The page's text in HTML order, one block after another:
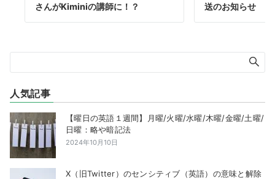
さんがKiminiの講師に！？ 送のお知らせ
人気記事
【曜日の英語１週間】月曜/火曜/水曜/木曜/金曜/土曜/
日曜：略や暗記法
2024年10月10日
X（旧Twitter）のセンシティブ（英語）の意味と解除